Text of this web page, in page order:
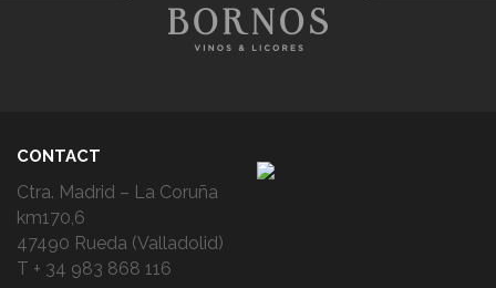
CONTACT
Ctra. Madrid – La Coruña
km170,6
47490 Rueda (Valladolid)
T + 34 983 868 116